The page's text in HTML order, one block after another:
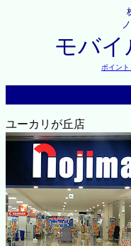
モバイ
ポイント
ユーカリが丘店